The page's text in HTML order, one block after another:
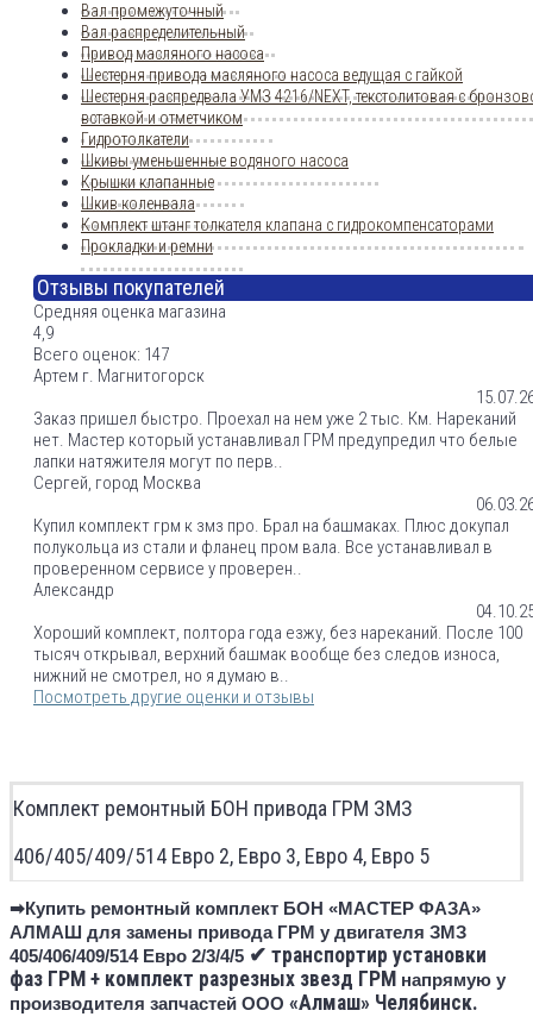
Вал промежуточный
Вал распределительный
Привод масляного насоса
Шестерня привода масляного насоса ведущая с гайкой
Шестерня распредвала УМЗ 4216/NEXT, текстолитовая с
вставкой и отметчиком
Гидротолкатели
Шкивы уменьшенные водяного насоса
Крышки клапанные
Шкив коленвала
Комплект штанг толкателя клапана с гидрокомпенсаторами
Прокладки и ремни
Отзывы покупателей
Средняя оценка магазина
4,9
Всего оценок: 147
Артем г. Магнитогорск
Заказ пришел быстро. Проехал на нем уже 2 тыс. Км. Нареканий
нет. Мастер который устанавливал ГРМ предупредил что белые
лапки натяжителя могут по перв..
Сергей, город Москва
Купил комплект грм к змз про. Брал на башмаках. Плюс докупал
полукольца из стали и фланец пром вала. Все устанавливал в
проверенном сервисе у проверен..
Александр
Хороший комплект, полтора года езжу, без нареканий. После 100
тысяч открывал, верхний башмак вообще без следов износа,
нижний не смотрел, но я думаю в..
Посмотреть другие оценки и отзывы
Комплект ремонтный БОН привода ГРМ ЗМЗ
406/405/409/514 Евро 2, Евро 3, Евро 4, Евро 5
➡Купить ремонтный комплект БОН «МАСТЕР ФАЗА»
АЛМАШ для замены привода ГРМ у двигателя ЗМЗ
405/406/409/514 Евро 2/3/4/5 ✔ транспортир установки
фаз ГРМ + комплект разрезных звезд ГРМ напрямую у
производителя запчастей ООО «Алмаш» Челябинск.